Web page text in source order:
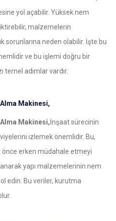
yol açabilir. Yüksek nem
malzemelerin
sorunlarına neden olabilir. İşte bu
ve bu işlemi doğru bir
temel adımlar vardır.
Makinesi,
Makinesi,İnşaat sürecinin
izlemek önemlidir. Bu,
erken müdahale etmeyi
yapı malzemelerinin nem
edin. Bu veriler, kurutma